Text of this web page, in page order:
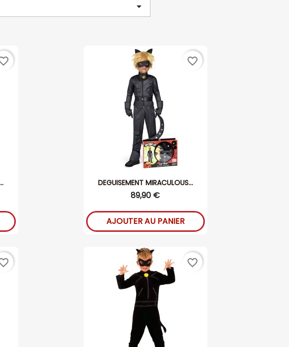

DEGUISEMENT MIRACULOUS...
89,90 €
AJOUTER AU PANIER
favorite_border
favorite_border